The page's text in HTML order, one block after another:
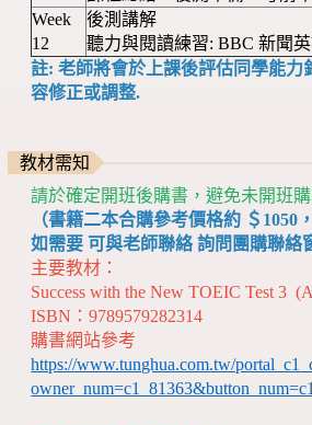
Week
12
後測講解
聽力與閱讀練習: BBC 新聞
註: 老師將會於上課後評估同學能力
容修正或調整.
教材需知
請於確定開班後購書，避免未開班
（書籍二本合購參考價格約 ＄1050
如需要 可與老師聯絡 詢問團購聯絡
主要教材：
Success with the New TOEIC Test 3
ISBN：9789579282314
購書網站參考
https://www.tunghua.com.tw/